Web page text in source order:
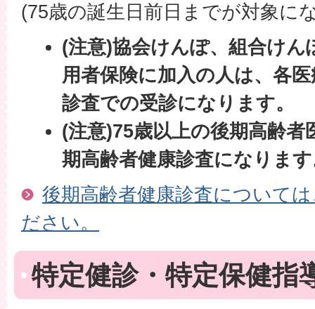
(75歳の誕生日前日までが対象に
(注意)協会けんぽ、組合けん
用者保険に加入の人は、各
診査での受診になります。
(注意)75歳以上の後期高齢者
期高齢者健康診査になりま
後期高齢者健康診査について
ださい。
特定健診・特定保健指